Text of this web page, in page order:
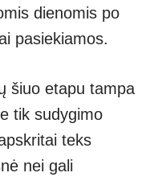
dienomis po
pasiekiamos.
šiuo etapu tampa
tik sudygimo
teks
nei gali